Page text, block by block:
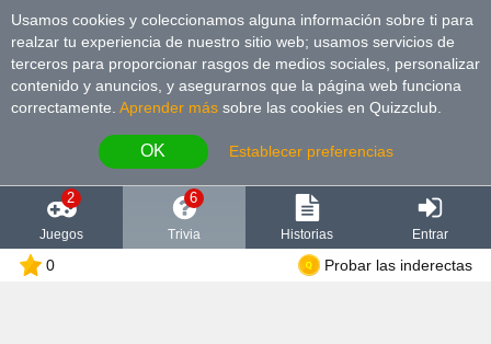
Usamos cookies y coleccionamos alguna información sobre ti para
realzar tu experiencia de nuestro sitio web; usamos servicios de
terceros para proporcionar rasgos de medios sociales, personalizar
contenido y anuncios, y asegurarnos que la página web funciona
correctamente. Aprender más sobre las cookies en Quizzclub.
OK Establecer preferencias
2
Juegos
6
Trivia Historias Entrar
0 Probar las inderectas